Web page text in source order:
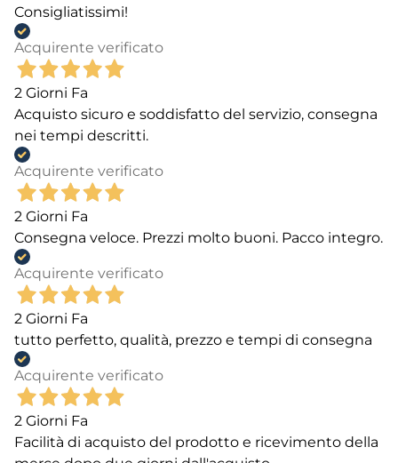
Consigliatissimi!
Acquirente verificato
2 Giorni Fa
Acquisto sicuro e soddisfatto del servizio, consegna
nei tempi descritti.
Acquirente verificato
2 Giorni Fa
Consegna veloce. Prezzi molto buoni. Pacco integro.
Acquirente verificato
2 Giorni Fa
tutto perfetto, qualità, prezzo e tempi di consegna
Acquirente verificato
2 Giorni Fa
Facilità di acquisto del prodotto e ricevimento della